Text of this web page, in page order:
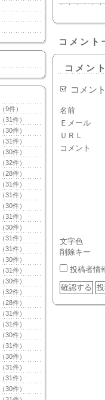
（9件）
（31件）
（30件）
（31件）
（30件）
（32件）
（28件）
（31件）
（31件）
（30件）
（31件）
（30件）
（31件）
（31件）
（30件）
（31件）
（30件）
（32件）
（28件）
（31件）
（31件）
（30件）
（31件）
（30件）
（31件）
（31件）
（30件）
コメント
コメン
コメン
名前
Ｅメール
ＵＲＬ
コメント
文字色
削除キー
投稿者情